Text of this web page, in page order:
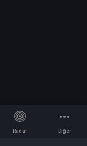
Radar Diğer